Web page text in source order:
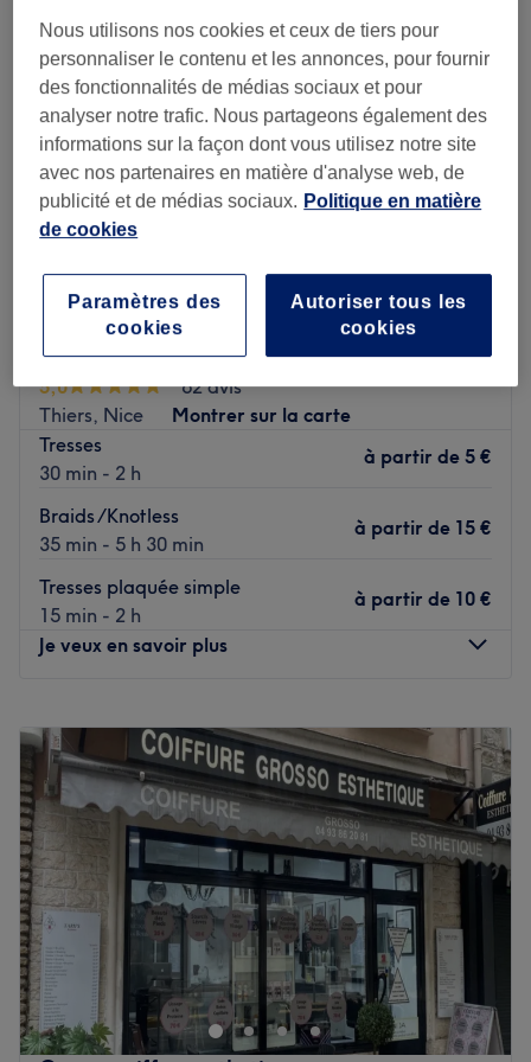
Nilz coiffure
5,0
62 avis
Thiers, Nice
Montrer sur la carte
Tresses
30 min - 2 h
à partir de 5 €
Braids /Knotless
35 min - 5 h 30 min
à partir de 15 €
Tresses plaquée simple
15 min - 2 h
à partir de 10 €
Je veux en savoir plus
Mardi
10:00
18:00
Mercredi
Fermé
Jeudi
10:00–18:00
Vendredi
10:00 –20:00
Samedi
09:00–20:00
Dimanche
Fermé
Nilz Coiffure, situé à Nice, est un espace authentique et
professionnel dédié à la coiffure mixte et afro, pour une
approche globale du bien-être physique et énergétique.
Transport public le plus proche
Nous utilisons nos cookies et ceux de tiers pour
personnaliser le contenu et les annonces, pour fournir
des fonctionnalités de médias sociaux et pour
analyser notre trafic. Nous partageons également des
informations sur la façon dont vous utilisez notre site
avec nos partenaires en matière d'analyse web, de
publicité et de médias sociaux. Politique en matière
de cookies
Autoriser tous les
cookies
Paramètres des
cookies